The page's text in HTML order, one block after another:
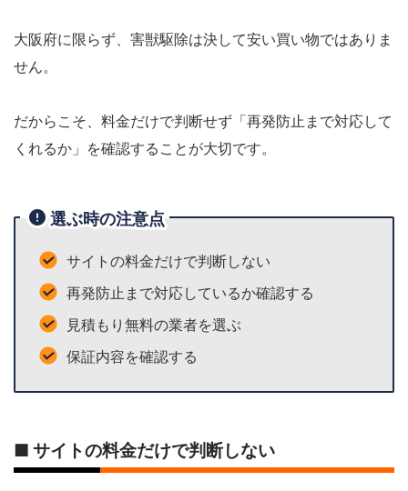
大阪府に限らず、害獣駆除は決して安い買い物ではありま
せん。
だからこそ、料金だけで判断せず「再発防止まで対応して
くれるか」を確認することが大切です。
選ぶ時の注意点
サイトの料金だけで判断しない
再発防止まで対応しているか確認する
見積もり無料の業者を選ぶ
保証内容を確認する
■ サイトの料金だけで判断しない